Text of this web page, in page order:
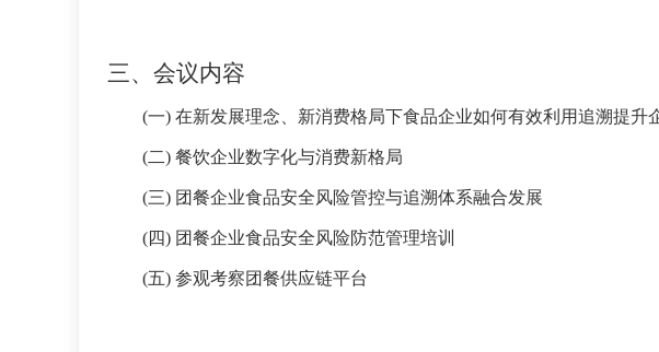
三、会议内容
(一) 在新发展理念、新消费格局下食品企业如何有效利用追溯提升
(二) 餐饮企业数字化与消费新格局
(三) 团餐企业食品安全风险管控与追溯体系融合发展
(四) 团餐企业食品安全风险防范管理培训
(五) 参观考察团餐供应链平台